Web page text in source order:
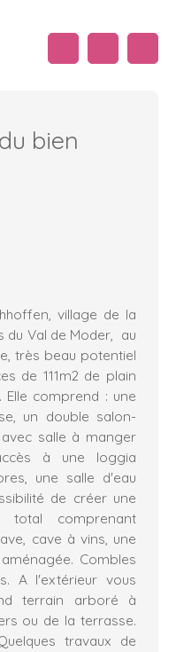
du bien
village de la
du Val de Moder, au
très beau potentiel
de 111m2 de plain
comprend : une
un double salon-
salle à manger
à une loggia
une salle d'eau
de créer une
total comprenant
cave à vins, une
Combles
A l'extérieur vous
terrain arboré à
ou de la terrasse.
travaux de